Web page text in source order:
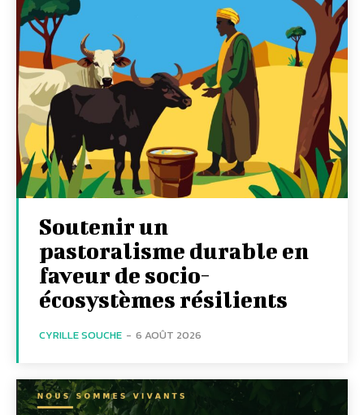
Soutenir un
pastoralisme durable en
faveur de socio-
écosystèmes résilients
CYRILLE SOUCHE - 6 AOÛT 2026